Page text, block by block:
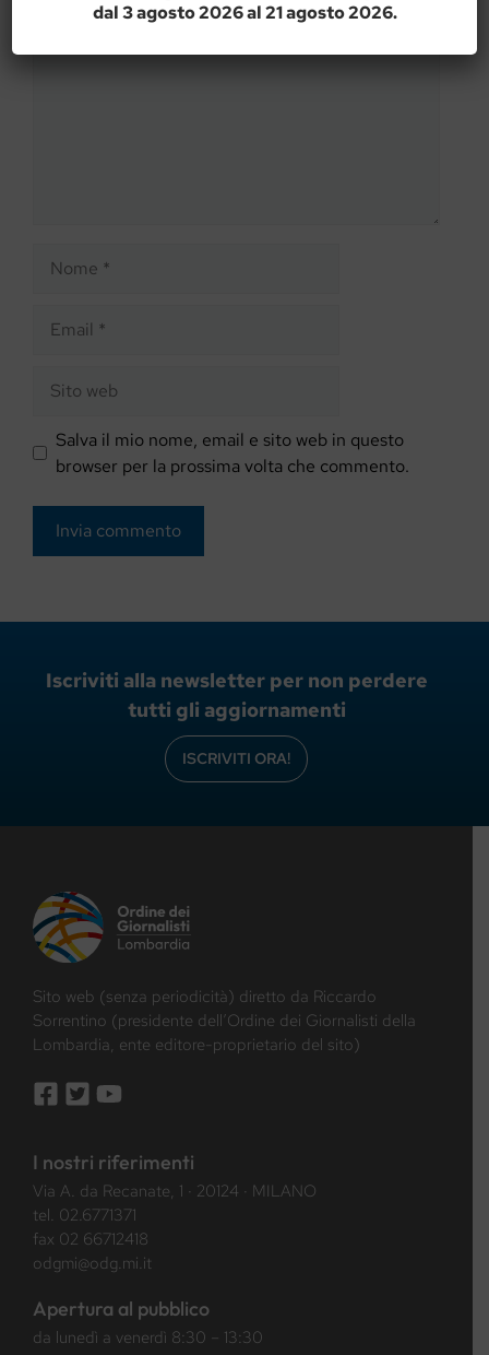
web
Salva il mio nome, email e sito web in questo
browser per la prossima volta che commento.
Iscriviti alla newsletter per non perdere
tutti gli aggiornamenti
ISCRIVITI ORA!
Sito web (senza periodicità) diretto da Riccardo
Sorrentino (presidente dell’Ordine dei Giornalisti della
Lombardia, ente editore-proprietario del sito)
I nostri riferimenti
Via A. da Recanate, 1 · 20124 · MILANO
tel. 02.6771371
fax 02 66712418
odgmi@odg.mi.it
Apertura al pubblico
da lunedì a venerdì 8:30 – 13:30
dal 3 agosto 2026 al 21 agosto 2026.